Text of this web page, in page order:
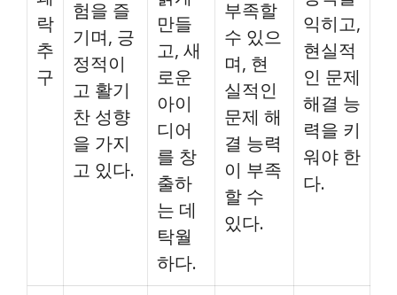
락
추
구
험을 즐
기며, 긍
정적이
고 활기
찬 성향
을 가지
고 있다.
만들
고, 새
로운
아이
디어
를 창
출하
는 데
탁월
하다.
부족할
수 있으
며, 현
실적인
문제 해
결 능력
이 부족
할 수
있다.
익히고,
현실적
인 문제
해결 능
력을 키
워야 한
다.